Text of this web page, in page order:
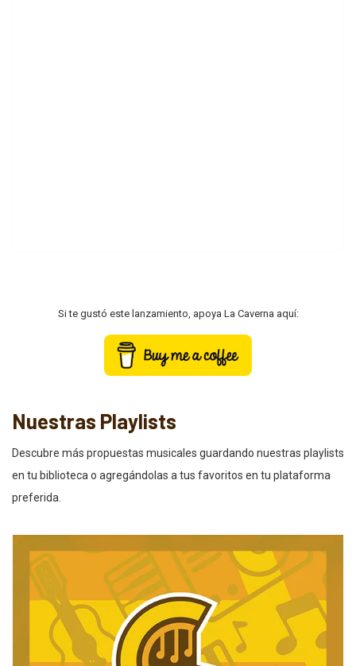
Si te gustó este lanzamiento, apoya La Caverna aquí:
Nuestras Playlists
Descubre más propuestas musicales guardando nuestras playlists
en tu biblioteca o agregándolas a tus favoritos en tu plataforma
preferida.